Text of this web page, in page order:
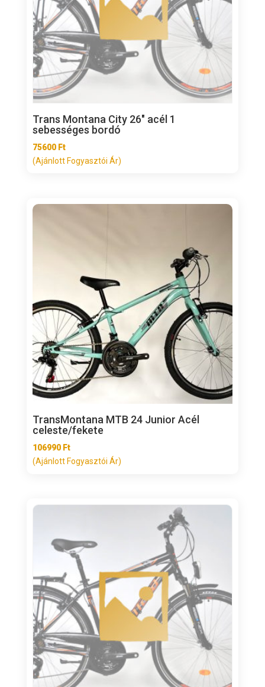
Trans Montana City 26″ acél 1
sebességes bordó
75600 Ft
(Ajánlott Fogyasztói Ár)
TransMontana MTB 24 Junior Acél
celeste/fekete
106990 Ft
(Ajánlott Fogyasztói Ár)